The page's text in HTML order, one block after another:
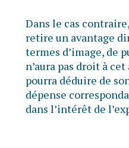
Dans le cas
retire un avantage
termes d’image, de
n’aura pas droit à
pourra déduire de
dépense
dans l’intérêt de